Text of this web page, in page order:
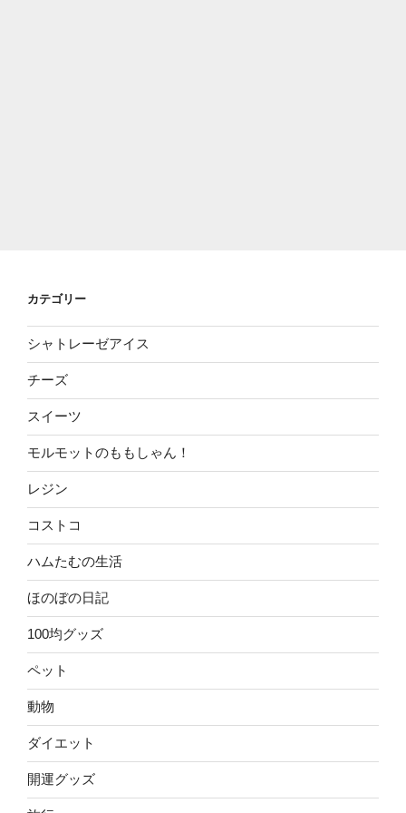
カテゴリー
シャトレーゼアイス
チーズ
スイーツ
モルモットのももしゃん！
レジン
コストコ
ハムたむの生活
ほのぼの日記
100均グッズ
ペット
動物
ダイエット
開運グッズ